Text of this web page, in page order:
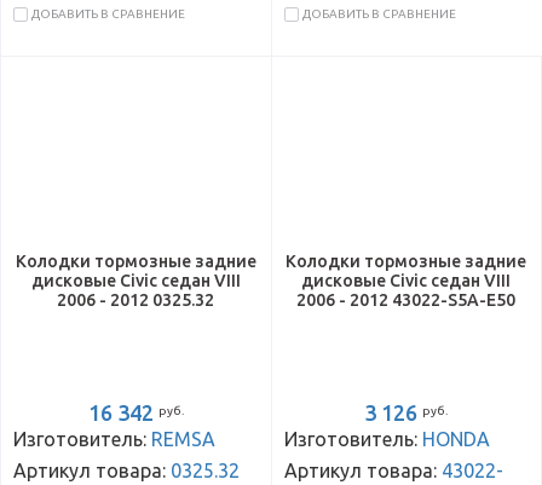
ДОБАВИТЬ В СРАВНЕНИЕ ДОБАВИТЬ В СРАВНЕНИЕ
Колодки тормозные задние
дисковые Civic седан VIII
2006 - 2012 0325.32
16 342 руб.
Изготовитель: REMSA
Артикул товара: 0325.32
Колодки тормозные задние
дисковые Civic седан VIII
2006 - 2012 43022-S5A-E50
3 126 руб.
Изготовитель: HONDA
Артикул товара: 43022-